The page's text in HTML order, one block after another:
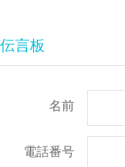
伝言板
名前
電話番号